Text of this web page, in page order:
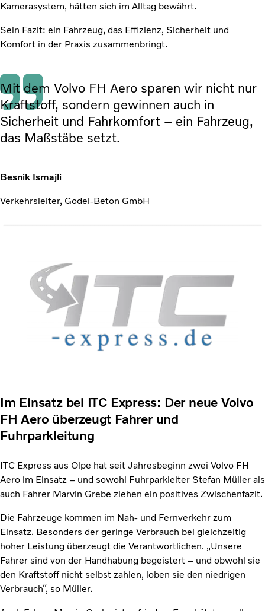
Kamerasystem, hätten sich im Alltag bewährt.
Sein Fazit: ein Fahrzeug, das Effizienz, Sicherheit und
Komfort in der Praxis zusammenbringt.
Mit dem Volvo FH Aero sparen wir nicht nur
Kraftstoff, sondern gewinnen auch in
Sicherheit und Fahrkomfort – ein Fahrzeug,
das Maßstäbe setzt.
Besnik Ismajli
Verkehrsleiter, Godel-Beton GmbH
Im Einsatz bei ITC Express: Der neue Volvo
FH Aero überzeugt Fahrer und
Fuhrparkleitung
ITC Express aus Olpe hat seit Jahresbeginn zwei Volvo FH
Aero im Einsatz – und sowohl Fuhrparkleiter Stefan Müller als
auch Fahrer Marvin Grebe ziehen ein positives Zwischenfazit.
Die Fahrzeuge kommen im Nah- und Fernverkehr zum
Einsatz. Besonders der geringe Verbrauch bei gleichzeitig
hoher Leistung überzeugt die Verantwortlichen. „Unsere
Fahrer sind von der Handhabung begeistert – und obwohl sie
den Kraftstoff nicht selbst zahlen, loben sie den niedrigen
Verbrauch“, so Müller.